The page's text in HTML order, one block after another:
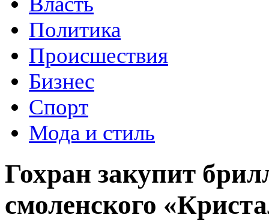
Политика
Происшествия
Бизнес
Спорт
Мода и стиль
Гохран закупит
смоленского